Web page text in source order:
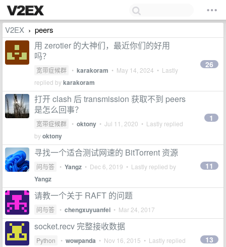
V2EX › peers
用 zerotier 的大神们，最近你们的好用
吗？
宽带症候群 • karakoram • May 14, 2024 • Lastly
replied bykarakoram
26
打开 clash 后 transmission 获取不到 peers
是怎么回事？
宽带症候群 • oktony • Jul 11, 2020 • Lastly replied
byoktony
1
寻找一个适合测试网速的 BitTorrent 资源
问与答 • Yangz • Dec 6, 2019 • Lastly replied by
Yangz
11
请教一个关于 RAFT 的问题
问与答 • chengxuyuanfei • Mar 24, 2017
socket.recv 完整接收数据
Python • wowpanda • Nov 16, 2015 • Lastly replied
13